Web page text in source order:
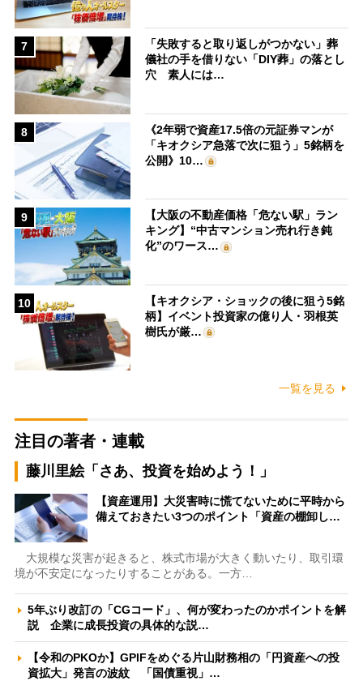
7
「失敗すると取り返しがつかない」葬
儀社の手を借りない「DIY葬」の落とし
穴 素人には…
8
《2年弱で資産17.5倍の元証券マンが
「キオクシア急落で次に狙う」5銘柄を
公開》10…
9
【大阪の不動産価格「危ない駅」ラン
キング】“中古マンション売れ行き鈍
化”のワース…
10
【キオクシア・ショックの後に狙う5銘
柄】イベント投資家の億り人・羽根英
樹氏が厳…
一覧を見る
注目の著者・連載
藤川里絵「さあ、投資を始めよう！」
【資産運用】大災害時に慌てないために平時から
備えておきたい3つのポイント「資産の棚卸し…
大規模な災害が起きると、株式市場が大きく動いたり、取引環
境が不安定になったりすることがある。一方…
5年ぶり改訂の「CGコード」、何が変わったのかポイントを解
説 企業に成長投資の具体的な説…
【令和のPKOか】GPIFをめぐる片山財務相の「円資産への投
資拡大」発言の波紋 「国債重視」…